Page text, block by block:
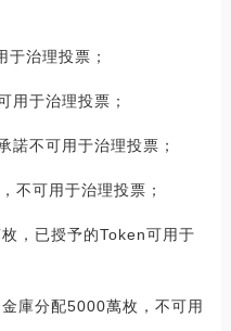
治理投票；
用于治理投票；
諾不可用于治理投票；
不可用于治理投票；
，已授予的Token可用于
庫分配5000萬枚，不可用